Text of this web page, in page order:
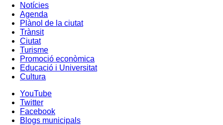
Notícies
Agenda
Plànol de la ciutat
Trànsit
Ciutat
Turisme
Promoció econòmica
Educació i Universitat
Cultura
YouTube
Twitter
Facebook
Blogs municipals